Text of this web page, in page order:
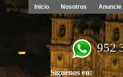
Inicio Nosotros Anuncie
952
Síguenos en: